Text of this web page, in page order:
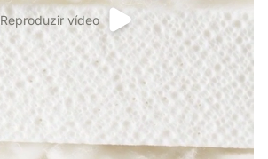
Reproduzir vídeo